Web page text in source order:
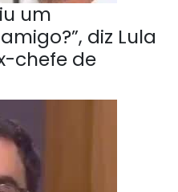
um
diz Lula
chefe de